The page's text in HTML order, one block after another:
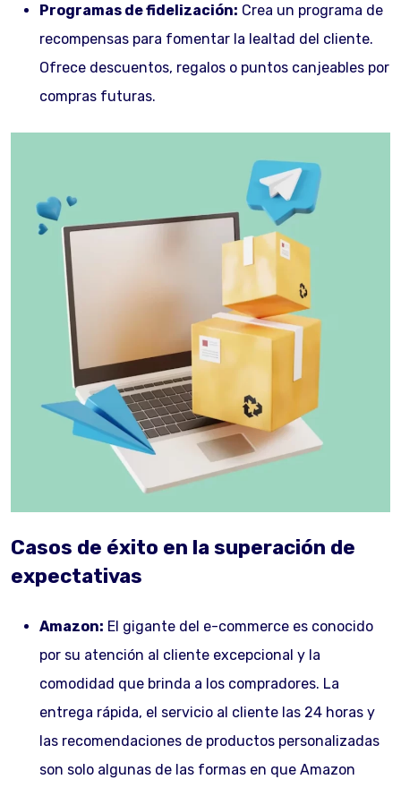
Programas de fidelización: Crea un programa de
recompensas para fomentar la lealtad del cliente.
Ofrece descuentos, regalos o puntos canjeables por
compras futuras.
Casos de éxito en la superación de
expectativas
Amazon: El gigante del e-commerce es conocido
por su atención al cliente excepcional y la
comodidad que brinda a los compradores. La
entrega rápida, el servicio al cliente las 24 horas y
las recomendaciones de productos personalizadas
son solo algunas de las formas en que Amazon